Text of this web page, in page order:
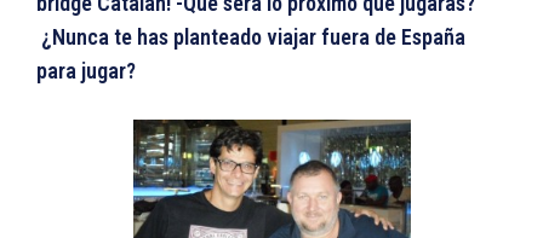
¿Nunca te has planteado viajar fuera de España
para jugar?